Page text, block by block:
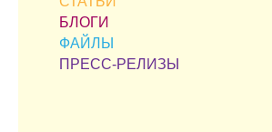
БЛОГИ
ФАЙЛЫ
ПРЕСС-РЕЛИЗЫ